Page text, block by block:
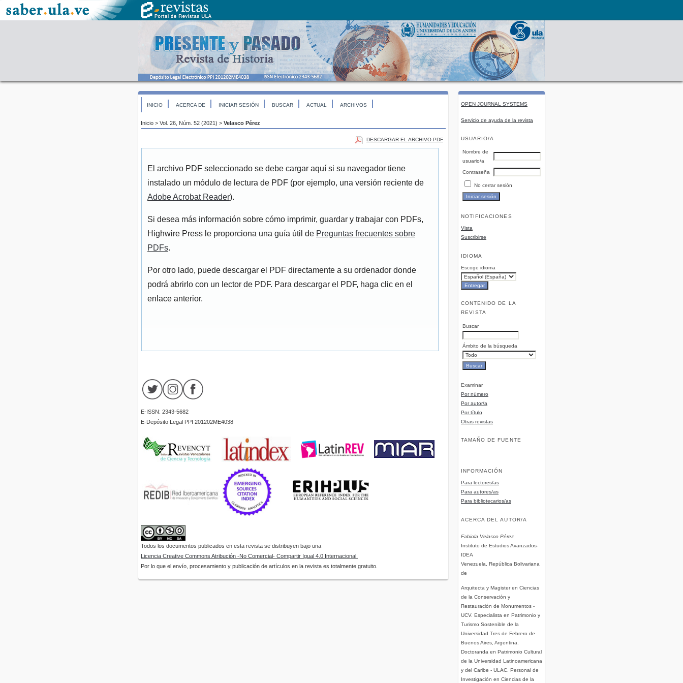
OPEN JOURNAL SYSTEMS
Servicio de ayuda de la revista
USUARIO/A
Nombre de
usuario/a
Contraseña
No cerrar sesión
NOTIFICACIONES
Vista
Suscribirse
IDIOMA
Escoge idioma
CONTENIDO DE LA
REVISTA
Buscar
Ámbito de la búsqueda
Examinar
Por número
Por autor/a
Por título
Otras revistas
TAMAÑO DE FUENTE
INFORMACIÓN
Para lectores/as
Para autores/as
Para bibliotecarios/as
ACERCA DEL AUTOR/A
Fabiola Velasco Pérez
Instituto de Estudios Avanzados-
IDEA
Venezuela, República Bolivariana
de
Arquitecta y Magister en Ciencias
de la Conservación y
Restauración de Monumentos -
UCV. Especialista en Patrimonio y
Turismo Sostenible de la
Universidad Tres de Febrero de
Buenos Aires, Argentina.
Doctoranda en Patrimonio Cultural
de la Universidad Latinoamericana
y del Caribe - ULAC. Personal de
Investigación en Ciencias de la
INICIO ACERCA DE INICIAR SESIÓN BUSCAR ACTUAL ARCHIVOS
Inicio > Vol. 26, Núm. 52 (2021) > Velasco Pérez
DESCARGAR EL ARCHIVO PDF
El archivo PDF seleccionado se debe cargar aquí si su navegador tiene
instalado un módulo de lectura de PDF (por ejemplo, una versión reciente de
Adobe Acrobat Reader).
Si desea más información sobre cómo imprimir, guardar y trabajar con PDFs,
Highwire Press le proporciona una guía útil de Preguntas frecuentes sobre
PDFs.
Por otro lado, puede descargar el PDF directamente a su ordenador donde
podrá abrirlo con un lector de PDF. Para descargar el PDF, haga clic en el
enlace anterior.
E-ISSN: 2343-5682
E-Depósito Legal PPI 201202ME4038
Todos los documentos publicados en esta revista se distribuyen bajo una
Licencia Creative Commons Atribución -No Comercial- Compartir Igual 4.0 Internacional.
Por lo que el envío, procesamiento y publicación de artículos en la revista es totalmente gratuito.